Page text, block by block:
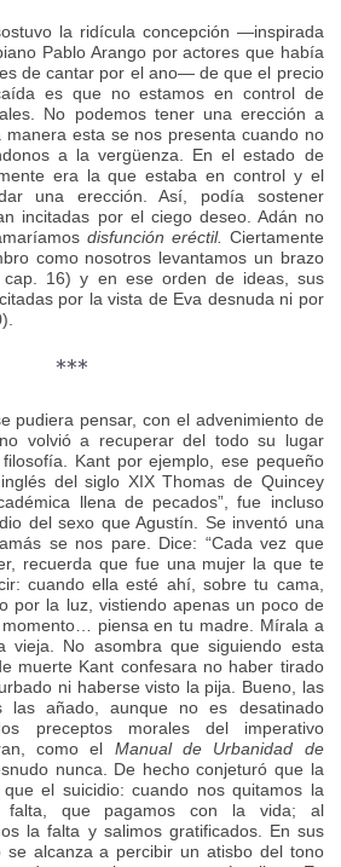
la ridícula concepción —inspirada
Pablo Arango por actores que había
de cantar por el ano— de que el precio
es que no estamos en control de
No podemos tener una erección a
esta se nos presenta cuando no
a la vergüenza. En el estado de
era la que estaba en control y el
una erección. Así, podía sostener
incitadas por el ciego deseo. Adán no
disfunción eréctil. Ciertamente
como nosotros levantamos un brazo
cap. 16) y en ese orden de ideas, sus
por la vista de Eva desnuda ni por
***
pudiera pensar, con el advenimiento de
volvió a recuperar del todo su lugar
Kant por ejemplo, ese pequeño
del siglo XIX Thomas de Quincey
llena de pecados”, fue incluso
del sexo que Agustín. Se inventó una
se nos pare. Dice: “Cada vez que
recuerda que fue una mujer la que te
cuando ella esté ahí, sobre tu cama,
por la luz, vistiendo apenas un poco de
piensa en tu madre. Mírala a
No asombra que siguiendo esta
muerte Kant confesara no haber tirado
ni haberse visto la pija. Bueno, las
las añado, aunque no es desatinado
preceptos morales del imperativo
como el Manual de Urbanidad de
nunca. De hecho conjeturó que la
el suicidio: cuando nos quitamos la
falta, que pagamos con la vida; al
la falta y salimos gratificados. En sus
se alcanza a percibir un atisbo del tono